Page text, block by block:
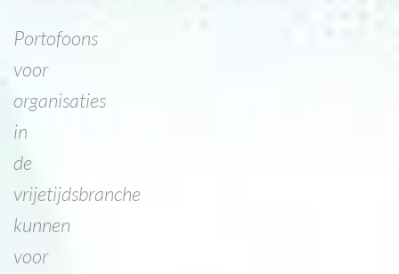
Portofoons
voor
organisaties
in
de
vrijetijdsbranche
kunnen
voor